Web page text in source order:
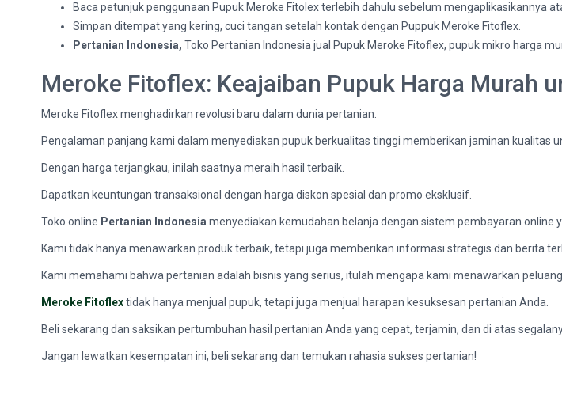
Baca petunjuk penggunaan Pupuk Meroke Fitolex terlebih dahulu sebelum mengaplikasikannya
Simpan ditempat yang kering, cuci tangan setelah kontak dengan Puppuk Meroke Fitoflex.
Pertanian Indonesia, Toko Pertanian Indonesia jual Pupuk Meroke Fitoflex, pupuk mikro harga
Meroke Fitoflex: Keajaiban Pupuk Harga Murah
Meroke Fitoflex menghadirkan revolusi baru dalam dunia pertanian.
Pengalaman panjang kami dalam menyediakan pupuk berkualitas tinggi memberikan jaminan kualitas
Dengan harga terjangkau, inilah saatnya meraih hasil terbaik.
Dapatkan keuntungan transaksional dengan harga diskon spesial dan promo eksklusif.
Toko online Pertanian Indonesia menyediakan kemudahan belanja dengan sistem pembayaran online
Kami tidak hanya menawarkan produk terbaik, tetapi juga memberikan informasi strategis dan berita
Kami memahami bahwa pertanian adalah bisnis yang serius, itulah mengapa kami menawarkan
Meroke Fitoflextidak hanya menjual pupuk, tetapi juga menjual harapan kesuksesan pertanian Anda.
Beli sekarang dan saksikan pertumbuhan hasil pertanian Anda yang cepat, terjamin, dan di atas
Jangan lewatkan kesempatan ini, beli sekarang dan temukan rahasia sukses pertanian!